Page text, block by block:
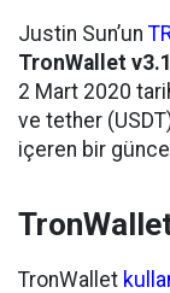
Justin Sun’un
TronWallet
2 Mart 2020
ve tether
içeren bir
TronWallet